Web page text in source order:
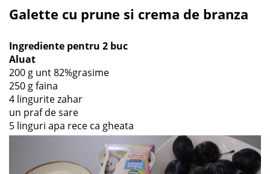
Galette cu prune si crema de branza
Ingrediente pentru 2 buc
Aluat
200 g unt 82%grasime
250 g faina
4 lingurite zahar
un praf de sare
5 linguri apa rece ca gheata